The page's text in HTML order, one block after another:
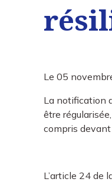
Le05
La notification
être
compris
L’article 24 de